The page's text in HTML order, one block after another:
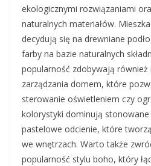
ekologicznymi rozwiązaniami
naturalnych materiałów.
decydują się na drewniane
farby na bazie naturalnych
popularność zdobywają
zarządzania domem, które
sterowanie oświetleniem czy
kolorystyki dominują
pastelowe odcienie, które
we wnętrzach. Warto także
popularność stylu boho, który